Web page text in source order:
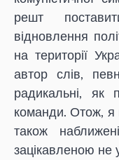
решт
відновлення
на території
автор слів,
радикальні, як
команди. Отож,
також
зацікавленою не